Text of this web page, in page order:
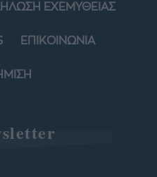
ΕΧΕΜΥΘΕΙΑΣ
ΕΠΙΚΟΙΝΩΝΙΑ